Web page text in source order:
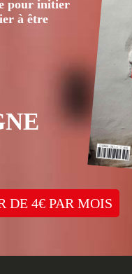
pour initier
à être
DE 4€ PAR MOIS